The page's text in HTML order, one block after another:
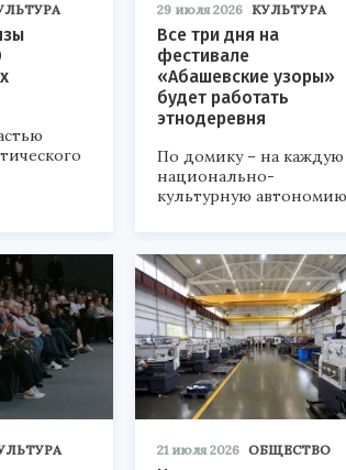
29 июля 2026 КУЛЬТУРА
Все три дня на
фестивале
«Абашевские узоры»
будет работать
этнодеревня
По домику – на каждую
национально-
культурную
21 июля 2026 ОБЩЕСТВО